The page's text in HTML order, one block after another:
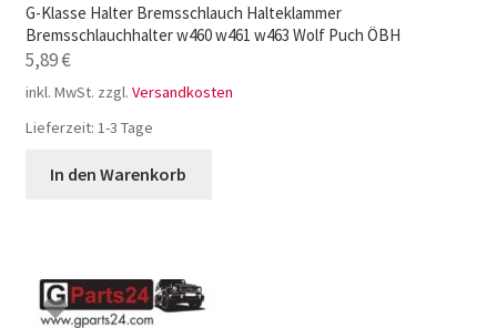
G-Klasse Halter Bremsschlauch Halteklammer
Bremsschlauchhalter w460 w461 w463 Wolf Puch ÖBH
5,89€
inkl. MwSt. zzgl. Versandkosten
Lieferzeit: 1-3 Tage
In den Warenkorb